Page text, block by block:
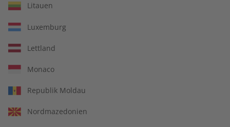
14 Ausgaben pro Jahr
Jederzeit monatlich kündbar
Litauen
Luxemburg
Lettland
Monaco
Republik Moldau
Nordmazedonien